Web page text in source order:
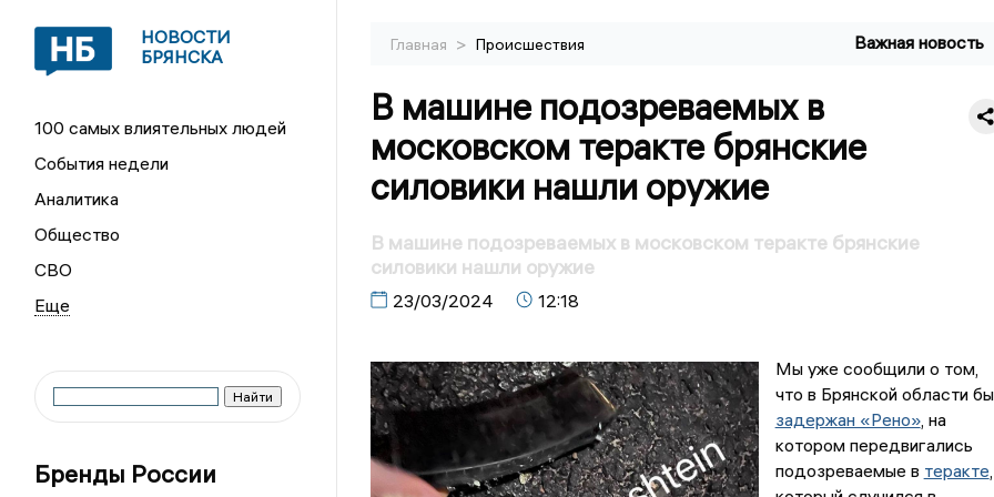
НОВОСТИ
БРЯНСКА
100 самых влиятельных людей
События недели
Аналитика
Общество
СВО
Бренды России
Главная > Происшествия Важная новость
В машине подозреваемых в
московском теракте брянские
силовики нашли оружие
В машине подозреваемых в московском теракте брянские
силовики нашли оружие
23/03/2024 12:18
Мы уже сообщили о том,
что в Брянской области
задержан «Рено», на
котором передвигались
подозреваемые в теракте,